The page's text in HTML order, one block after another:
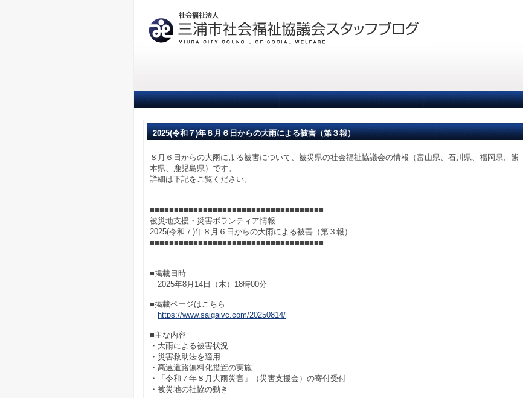
2025(令和７)年８月６日からの大雨による被害（第３報）
８月６日からの大雨による被害について、被災県の社会福祉協議会の情報（富山県、石川県、福岡県、熊
本県、鹿児島県）です。
詳細は下記をご覧ください。
■■■■■■■■■■■■■■■■■■■■■■■■■■■■■■■■■■■■
被災地支援・災害ボランティア情報
2025(令和７)年８月６日からの大雨による被害（第３報）
■■■■■■■■■■■■■■■■■■■■■■■■■■■■■■■■■■■■
■掲載日時
2025年8月14日（木）18時00分
■掲載ページはこちら
https://www.saigaivc.com/20250814/
■主な内容
・大雨による被害状況
・災害救助法を適用
・高速道路無料化措置の実施
・「令和７年８月大雨災害」（災害支援金）の寄付受付
・被災地の社協の動き